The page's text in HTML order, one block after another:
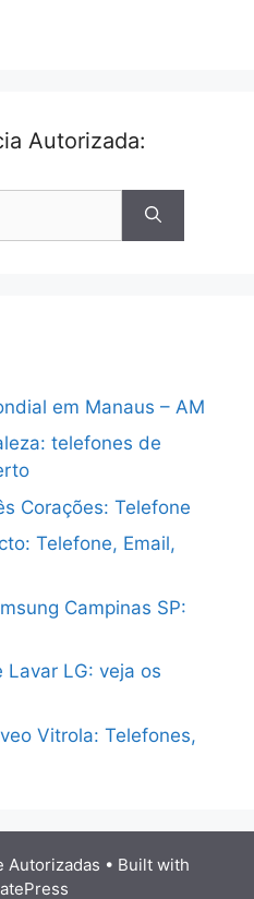
Autorizada:
em Manaus – AM
telefones de
Corações: Telefone
Telefone, Email,
Campinas SP:
LG: veja os
Vitrola: Telefones,
Autorizadas • Built with